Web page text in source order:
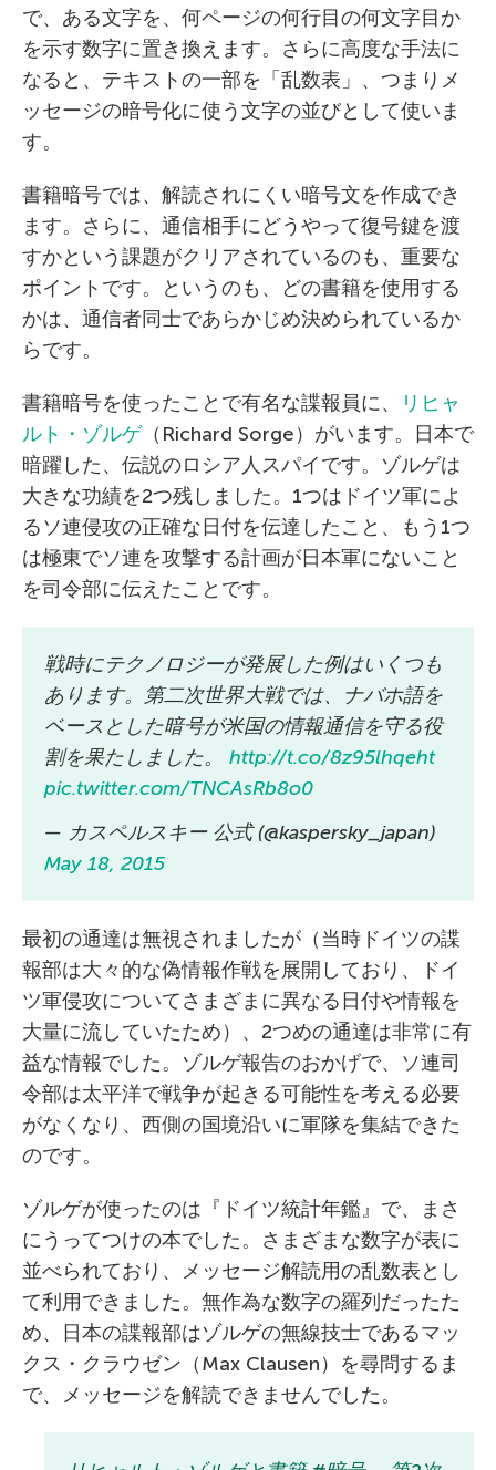
で、ある文字を、何ページの何行目の何文字目か
を示す数字に置き換えます。さらに高度な手法に
なると、テキストの一部を「乱数表」、つまりメ
ッセージの暗号化に使う文字の並びとして使いま
す。
書籍暗号では、解読されにくい暗号文を作成でき
ます。さらに、通信相手にどうやって復号鍵を渡
すかという課題がクリアされているのも、重要な
ポイントです。というのも、どの書籍を使用する
かは、通信者同士であらかじめ決められているか
らです。
書籍暗号を使ったことで有名な諜報員に、
リヒャ
ルト・ゾルゲ（Richard Sorge）がいます。日本で
暗躍した、伝説のロシア人スパイです。ゾルゲは
大きな功績を2つ残しました。1つはドイツ軍によ
るソ連侵攻の正確な日付を伝達したこと、もう1つ
は極東でソ連を攻撃する計画が日本軍にないこと
を司令部に伝えたことです。
戦時にテクノロジーが発展した例はいくつも
あります。第二次世界大戦では、ナバホ語を
ベースとした暗号が米国の情報通信を守る役
割を果たしました。 http://t.co/8z95lhqeht
pic.twitter.com/TNCAsRb8o0
— カスペルスキー 公式 (@kaspersky_japan)
May 18, 2015
最初の通達は無視されましたが（当時ドイツの諜
報部は大々的な偽情報作戦を展開しており、ドイ
ツ軍侵攻についてさまざまに異なる日付や情報を
大量に流していたため）、2つめの通達は非常に有
益な情報でした。ゾルゲ報告のおかげで、ソ連司
令部は太平洋で戦争が起きる可能性を考える必要
がなくなり、西側の国境沿いに軍隊を集結できた
のです。
ゾルゲが使ったのは『ドイツ統計年鑑』で、まさ
にうってつけの本でした。さまざまな数字が表に
並べられており、メッセージ解読用の乱数表とし
て利用できました。無作為な数字の羅列だったた
め、日本の諜報部はゾルゲの無線技士であるマッ
クス・クラウゼン（Max Clausen）を尋問するま
で、メッセージを解読できませんでした。